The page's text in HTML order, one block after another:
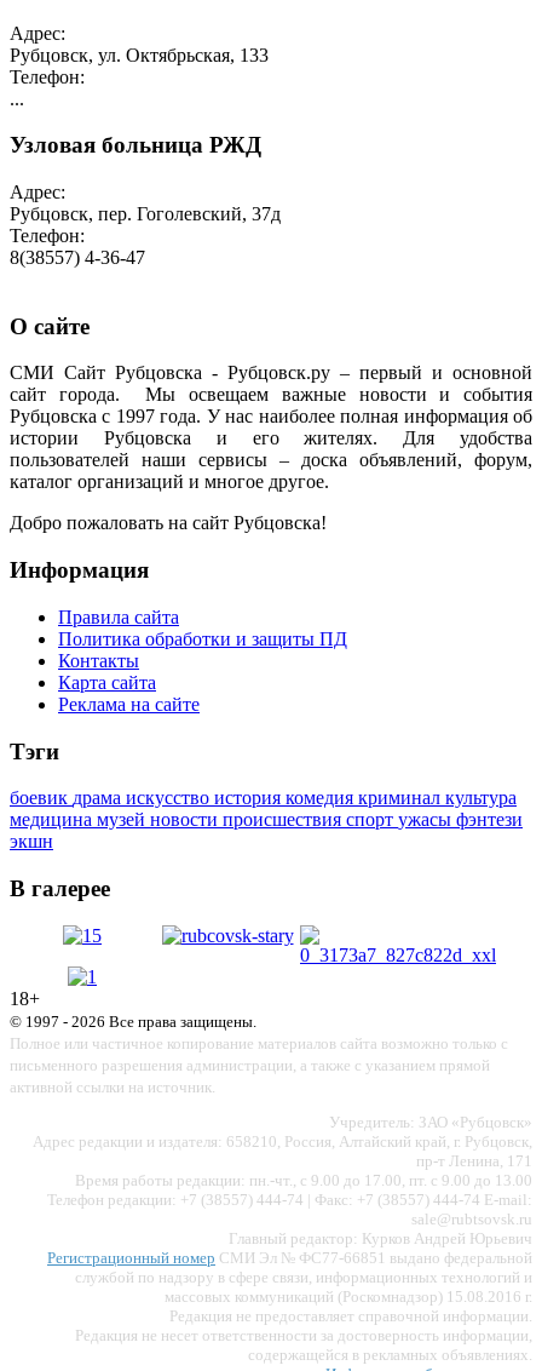
Адрес:
Рубцовск, ул. Октябрьская, 133
Телефон:
...
Узловая больница РЖД
Адрес:
Рубцовск, пер. Гоголевский, 37д
Телефон:
8(38557) 4-36-47
О сайте
СМИ Сайт Рубцовска - Рубцовск.ру – первый и основной
сайт города. Мы освещаем важные новости и события
Рубцовска с 1997 года. У нас наиболее полная информация об
истории Рубцовска и его жителях. Для удобства
пользователей наши сервисы – доска объявлений, форум,
каталог организаций и многое другое.
Добро пожаловать на сайт Рубцовска!
Информация
Правила сайта
Политика обработки и защиты ПД
Контакты
Карта сайта
Реклама на сайте
Тэги
боевик драма искусство история комедия криминал культура
медицина музей новости происшествия спорт ужасы фэнтези
экшн
В галерее
18+
© 1997 - 2026 Все права защищены.
Полное или частичное копирование материалов сайта возможно только с
письменного разрешения администрации, а также с указанием прямой
активной ссылки на источник.
Учредитель: ЗАО «Рубцовск»
Адрес редакции и издателя: 658210, Россия, Алтайский край, г. Рубцовск,
пр-т Ленина, 171
Время работы редакции: пн.-чт., с 9.00 до 17.00, пт. с 9.00 до 13.00
Телефон редакции: +7 (38557) 444-74 | Факс: +7 (38557) 444-74 E-mail:
sale@rubtsovsk.ru
Главный редактор: Курков Андрей Юрьевич
Регистрационный номер СМИ Эл № ФС77-66851 выдано федеральной
службой по надзору в сфере связи, информационных технологий и
массовых коммуникаций (Роскомнадзор) 15.08.2016 г.
Редакция не предоставляет справочной информации.
Редакция не несет ответственности за достоверность информации,
содержащейся в рекламных объявлениях.